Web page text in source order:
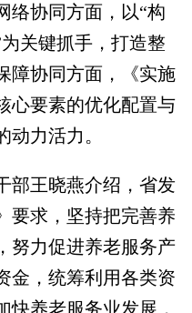
络协同方面，以“构
关键抓手，打造整
障协同方面，《实施
心要素的优化配置与
力活力。
王晓燕介绍，省发
要求，坚持把完善养
努力促进养老服务产
金，统筹利用各类资
快养老服务业发展，